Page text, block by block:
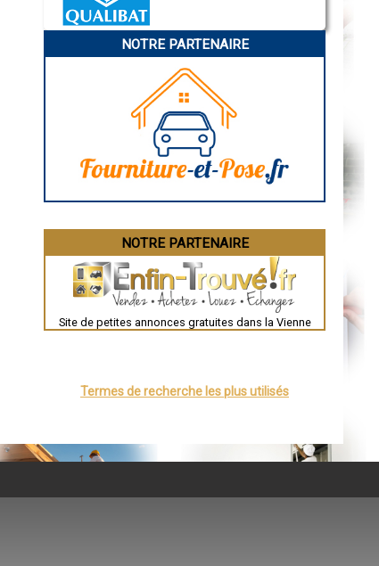
NOTRE PARTENAIRE
NOTRE PARTENAIRE
Site de petites annonces gratuites dans la Vienne
Termes de recherche les plus utilisés